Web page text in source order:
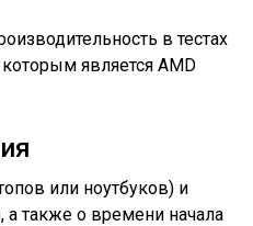
в тестах
является AMD
или ноутбуков) и
а также о времени начала